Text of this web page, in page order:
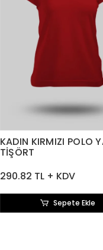
KADIN KIRMIZI POLO
TİŞÖRT
290.82 TL + KDV
Sepete Ekle